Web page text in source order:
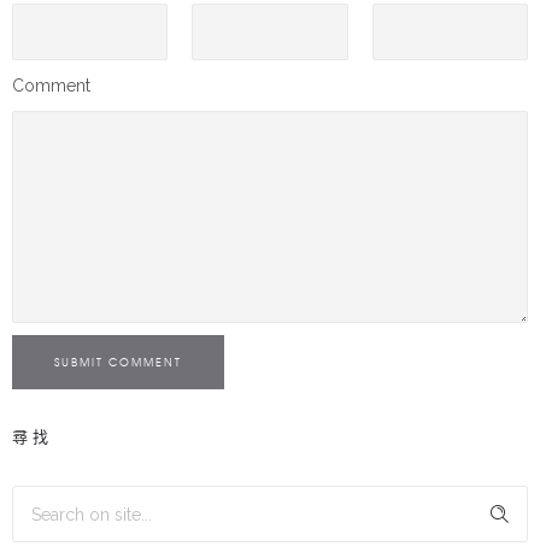
Comment
SUBMIT COMMENT
尋找